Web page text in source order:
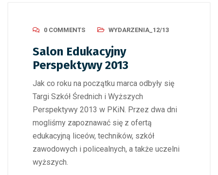
0 COMMENTS WYDARZENIA_12/13
Salon Edukacyjny
Perspektywy 2013
Jak co roku na początku marca odbyły się
Targi Szkół Średnich i Wyższych
Perspektywy 2013 w PKiN. Przez dwa dni
mogliśmy zapoznawać się z ofertą
edukacyjną liceów, techników, szkół
zawodowych i policealnych, a także uczelni
wyższych.